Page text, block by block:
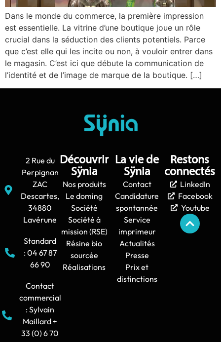
Dans le monde du commerce, la première impression
est essentielle. La vitrine d’une boutique joue un rôle
crucial dans la séduction des clients potentiels. Parce
que c’est elle qui les incite ou non, à vouloir entrer dans
le magasin. C’est ici que débute la communication de
l’identité et de l’image de marque de la boutique. […]
2 Rue du
Perpignan
ZAC
Descartes,
34880
Lavérune
Standard
: 04 67 87
66 90
Contact
commercial
: Sylvain
Maillard +
33 (0) 6 70
Découvrir
Sÿnia
Nos produits
Le doming
Société
Société à
mission (RSE)
Résine bio
sourcée
Réalisations
La vie de
Sÿnia
Contact
Candidature
spontannée
Service
imprimeur
Actualités
Presse
Prix et
distinctions
Restons
connectés
LinkedIn
Facebook
Youtube